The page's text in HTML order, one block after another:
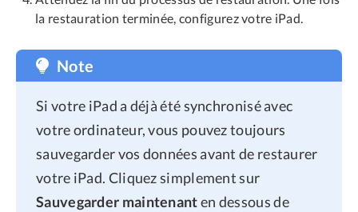
la restauration terminée, configurez votre iPad.
Note
Si votre iPad a déjà été synchronisé avec
votre ordinateur, vous pouvez toujours
sauvegarder vos données avant de restaurer
votre iPad. Cliquez simplement sur
Sauvegarder maintenanten dessous de